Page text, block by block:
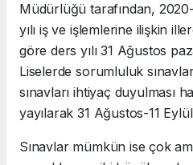
Müdürlüğü tarafından,
yılı iş ve işlemlerine ilişkin
göre ders yılı 31 Ağustos
Liselerde sorumluluk
sınavları ihtiyaç duyulması
yayılarak 31 Ağustos-11
Sınavlar mümkün ise çok